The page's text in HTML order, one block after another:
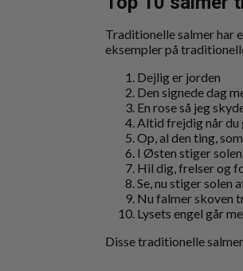
Traditionelle salmer har
eksempler på
Dejlig er jorden
Den signede dag
En rose så jeg
Altid frejdig når du
Op, al den ting,
I Østen stiger
Hil dig, frelser og
Se, nu stiger solen
Nu falmer skoven
Lysets engel går
Disse traditionelle